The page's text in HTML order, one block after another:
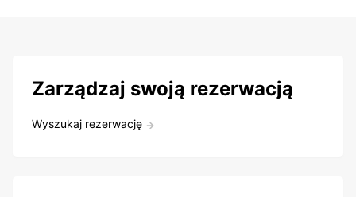
Zarządzaj swoją rezerwacją
Wyszukaj rezerwację